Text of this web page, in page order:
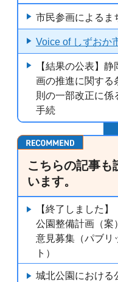
市民参画によるま
Voice of しずおか
【結果の公表】静
画の推進に関する
則の一部改正に係
手続
こちらの記事も
います。
【終了しました
公園整備計画（案
意見募集（パブリ
ト）
城北公園における